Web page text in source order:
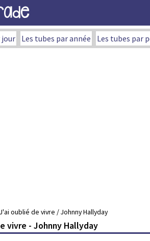
jour Les tubes par année Les tubes par
oublié de vivre / Johnny Hallyday
vivre - Johnny Hallyday